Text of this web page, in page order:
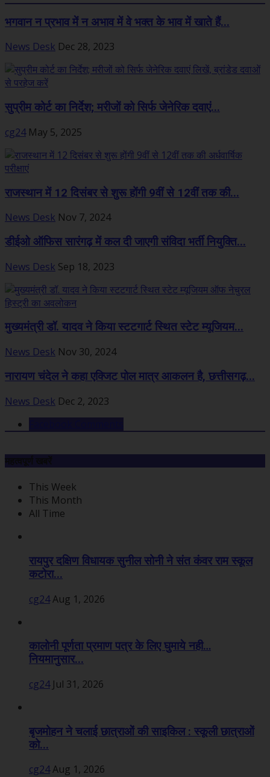
भगवान न प्रभाव में न अभाव में वे भक्त के भाव में खाते हैं...
News Desk Dec 28, 2023
सुप्रीम कोर्ट का निर्देश; मरीजों को सिर्फ जेनेरिक दवाएं...
cg24 May 5, 2025
राजस्थान में 12 दिसंबर से शुरू होंगी 9वीं से 12वीं तक की...
News Desk Nov 7, 2024
डीईओ ऑफिस सारंगढ़ में कल दी जाएगी संविदा भर्ती नियुक्ति...
News Desk Sep 18, 2023
मुख्यमंत्री डॉ. यादव ने किया स्टटगार्ट स्थित स्टेट म्यूजियम...
News Desk Nov 30, 2024
नारायण चंदेल ने कहा एक्जिट पोल मात्र आकलन है, छत्तीसगढ़...
News Desk Dec 2, 2023
This Week
This Month
All Time
रायपुर दक्षिण विधायक सुनील सोनी ने संत कंवर राम स्कूल
कटोरा...
cg24Aug 1, 2026
कालोनी पूर्णता प्रमाण पत्र के लिए घुमाये नही…
नियमानुसार...
cg24 Jul 31, 2026
बृजमोहन ने चलाई छात्राओं की साइकिल : स्कूली छात्राओं
को...
cg24Aug 1, 2026